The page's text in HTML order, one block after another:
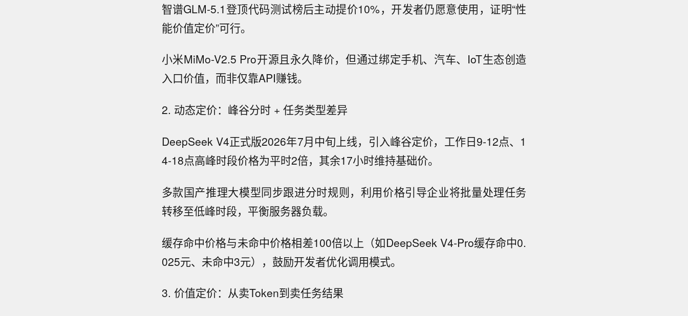
智谱GLM-5.1登顶代码测试榜后主动提价10%，开发者仍愿意使用，证明“性
能价值定价”可行。
小米MiMo-V2.5 Pro开源且永久降价，但通过绑定手机、汽车、IoT生态创造
入口价值，而非仅靠API赚钱。
2. 动态定价：峰谷分时 + 任务类型差异
DeepSeek V4正式版2026年7月中旬上线，引入峰谷定价，工作日9-12点、1
4-18点高峰时段价格为平时2倍，其余17小时维持基础价。
多款国产推理大模型同步跟进分时规则，利用价格引导企业将批量处理任务
转移至低峰时段，平衡服务器负载。
缓存命中价格与未命中价格相差100倍以上（如DeepSeek V4-Pro缓存命中0.
025元、未命中3元），鼓励开发者优化调用模式。
3. 价值定价：从卖Token到卖任务结果